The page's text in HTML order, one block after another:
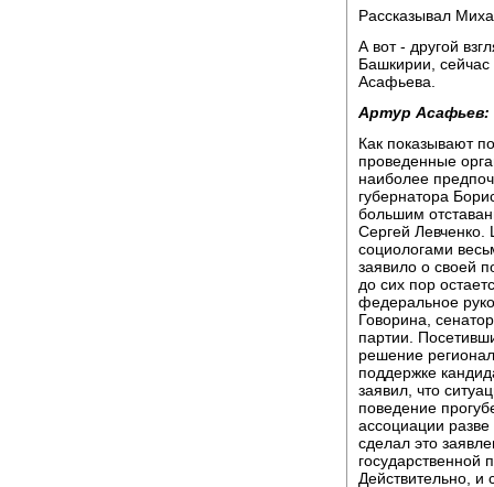
Рассказывал
А вот - другой
Башкирии, сейчас
Асафьева.
Артур Асафьев:
Как показывают
проведенные
наиболее
губернатора
большим
Сергей Левченко.
социологами
заявило о своей
до сих пор
федеральное
Говорина,
партии.
решение
поддержке
заявил, что
поведение
ассоциации
сделал это
государственной
Действительно,